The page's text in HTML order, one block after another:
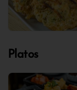
Platos